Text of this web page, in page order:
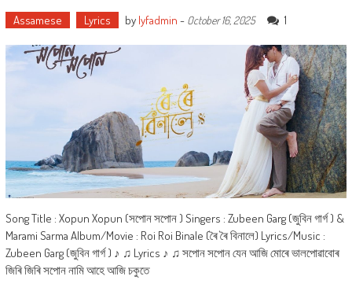
Assamese Lyrics by lyfadmin - October 16, 2025 1
Song Title : Xopun Xopun (সপোন সপোন ) Singers : Zubeen Garg (জুবিন গাৰ্গ ) &
Marami Sarma Album/Movie : Roi Roi Binale (ৰৈ ৰৈ বিনালে) Lyrics/Music :
Zubeen Garg (জুবিন গাৰ্গ ) ♪ ♫ Lyrics ♪ ♫ সপোন সপোন যেন আজি মোৰে ভালপোৱাবোৰ
জিৰি জিৰি সপোন নামি আহে আজি চকুতে